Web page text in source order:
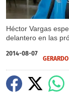
Héctor Vargas
delantero en las
2014-08-07